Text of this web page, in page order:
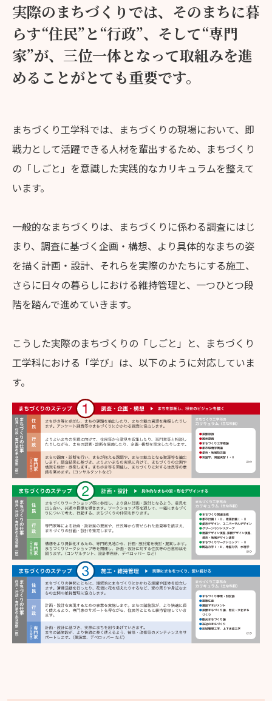
実際のまちづくりでは、そのまちに暮
らす“住民”と“行政”、そして“専門
家”が、三位一体となって取組みを進
めることがとても重要です。
まちづくり工学科では、まちづくりの現場において、即
戦力として活躍できる人材を輩出するため、まちづくり
の「しごと」を意識した実践的なカリキュラムを整えて
います。
一般的なまちづくりは、まちづくりに係わる調査にはじ
まり、調査に基づく企画・構想、より具体的なまちの姿
を描く計画・設計、それらを実際のかたちにする施工、
さらに日々の暮らしにおける維持管理と、一つひとつ段
階を踏んで進めていきます。
こうした実際のまちづくりの「しごと」と、まちづくり
工学科における「学び」は、以下のように対応していま
す。